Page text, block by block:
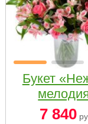
Букет
7 840